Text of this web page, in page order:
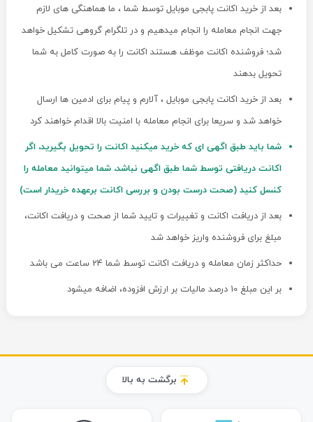
بعد از خرید اکانت پابجی موبایل توسط شما ، ما هماهنگی های لازم
جهت انجام معامله را انجام میدهیم و در تلگرام گروهی تشکیل خواهد
شد؛ فروشنده اکانت موظف هستند اکانت را به صورت کامل به شما
تحویل بدهند
بعد از خرید اکانت پابجی موبایل ، آلارم و پیام برای ادمین ها ارسال
خواهد شد و سریعا برای انجام معامله با امنیت بالا اقدام خواهند کرد
شما باید طبق اگهی ای که خرید میکنید اکانت را تحویل بگیرید، اگر
اکانت دریافتی توسط شما طبق اگهی نباشد، شما میتوانید معامله را
کنسل کنید (صحت درست بودن و بررسی اکانت برعهده خریدار است)
بعد از دریافت اکانت و تغییرات و تایید شما از صحت و دریافت اکانت،
مبلغ برای فروشنده واریز خواهد شد
حداکثر زمان معامله و دریافت اکانت توسط شما 24 ساعت می باشد
بر این مبلغ 10 درصد مالیات بر ارزش افزوده، اضافه میشود
برگشت به بالا